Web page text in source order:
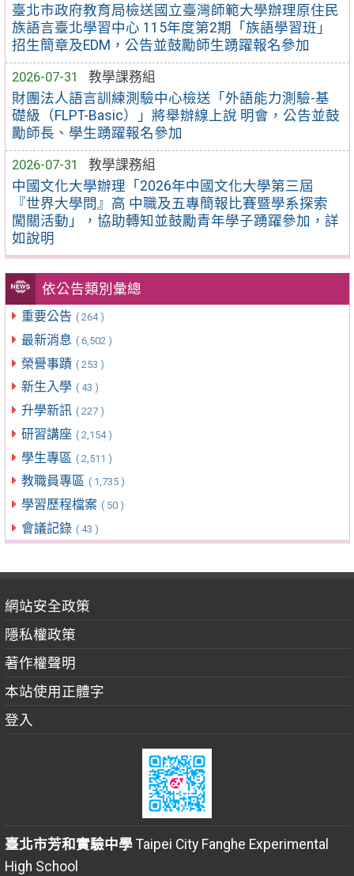
臺北市政府教育局檢送國立臺灣師範大學辦理原住民
族語言臺北學習中心 115年度第2期「族語學習班」
招生簡章及EDM，公告並鼓勵師生踴躍報名參加
2026-07-31
教學課務組
財團法人語言訓練測驗中心檢送「外語能力測驗-基
礎級（FLPT-Basic）」將舉辦線上說 明會，公告並鼓
勵師長、學生踴躍報名參加
2026-07-31
教學課務組
中國文化大學辦理「2026年中國文化大學第三屆
『世界大學問』高 中職及五專簡報比賽暨學系探索
闖關活動」，協助轉知並鼓勵青年學子踴躍參加，詳
如說明
依公告類別彙總
重要公告 ( 264 )
最新消息 ( 6,502 )
榮譽事蹟 ( 253 )
新生入學 ( 43 )
升學新訊 ( 227 )
研習講座 ( 2,154 )
學生專區 ( 2,511 )
教職員專區 ( 1,735 )
學習歷程檔案 ( 50 )
會議記錄 ( 43 )
網站安全政策
隱私權政策
著作權聲明
本站使用正體字
登入
臺北市芳和實驗中學Taipei City Fanghe Experimental
High School